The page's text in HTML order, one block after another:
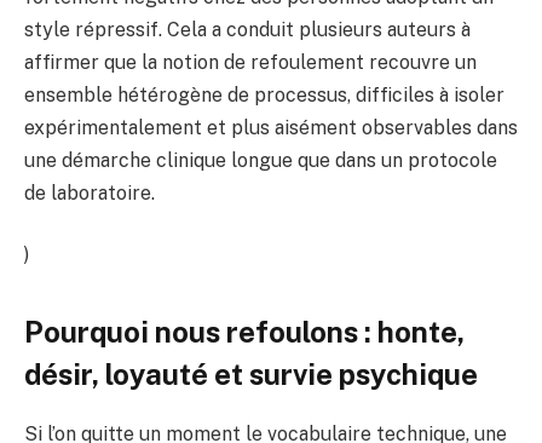
style répressif. Cela a conduit plusieurs auteurs à
affirmer que la notion de refoulement recouvre un
ensemble hétérogène de processus, difficiles à isoler
expérimentalement et plus aisément observables dans
une démarche clinique longue que dans un protocole
de laboratoire.
)
Pourquoi nous refoulons : honte,
désir, loyauté et survie psychique
Si l’on quitte un moment le vocabulaire technique, une